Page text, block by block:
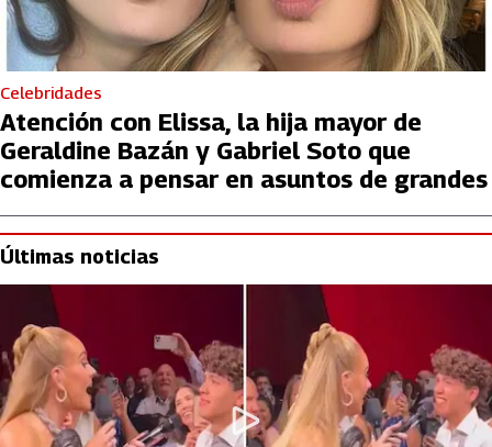
Celebridades
Atención con Elissa, la hija mayor de
Geraldine Bazán y Gabriel Soto que
comienza a pensar en asuntos de grandes
Últimas noticias